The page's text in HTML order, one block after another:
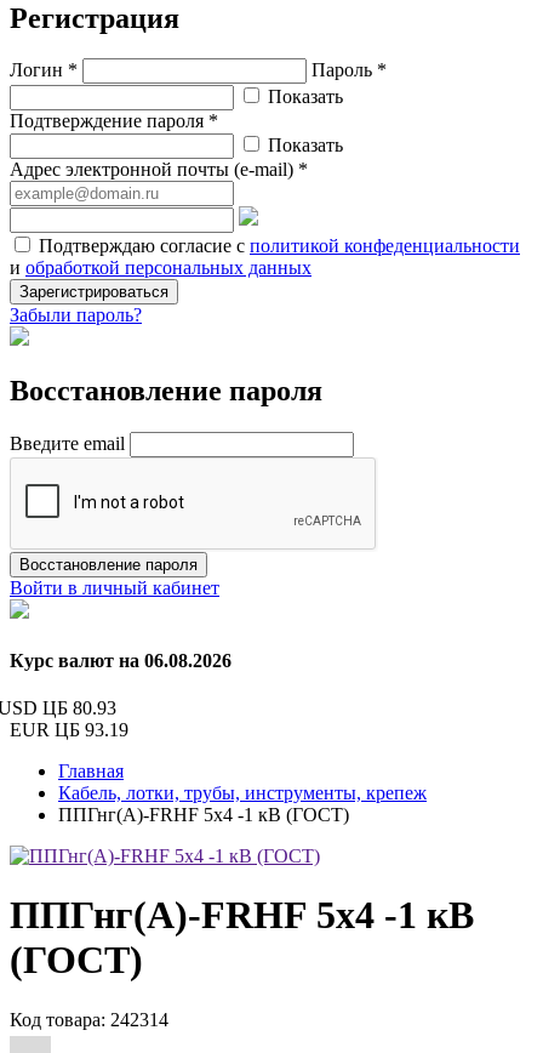
Регистрация
Логин *
Пароль *
Показать
Подтверждение пароля *
Показать
Адрес электронной почты (e-mail) *
Подтверждаю согласие с политикой конфеденциальности
и обработкой персональных данных
Зарегистрироваться
Забыли пароль?
Восстановление пароля
Введите email
Восстановление пароля
Войти в личный кабинет
Курс валют на 06.08.2026
ЦБ 80.93
EUR ЦБ 93.19
Главная
Кабель, лотки, трубы, инструменты, крепеж
ППГнг(А)-FRHF 5х4 -1 кВ (ГОСТ)
ППГнг(А)-FRHF 5х4 -1 кВ
(ГОСТ)
Код товара: 242314